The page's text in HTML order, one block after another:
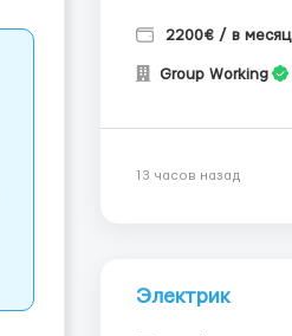
2200€ / в месяц
Group Working
13 часов назад
Электрик